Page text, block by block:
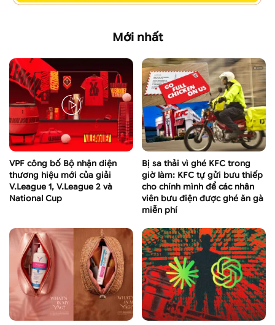
Mới nhất
VPF công bố Bộ nhận diện
thương hiệu mới của giải
V.League 1, V.League 2 và
National Cup
Bị sa thải vì ghé KFC trong
giờ làm: KFC tự gửi bưu thiếp
cho chính mình để các nhân
viên bưu điện được ghé ăn gà
miễn phí